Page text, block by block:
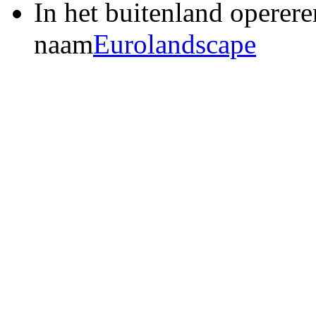
In het buitenland
naamEurolandscape